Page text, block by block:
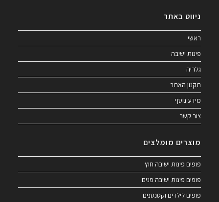
ניווט באתר
ראשי
פינות ישיבה
גלריה
תקנון האתר
מידע נוסף
צור קשר
מוצרים מומלצים
פופים פינות ישיבה חוץ
פופים פינות ישיבה פנים
פופים לילדים וקטנטנים